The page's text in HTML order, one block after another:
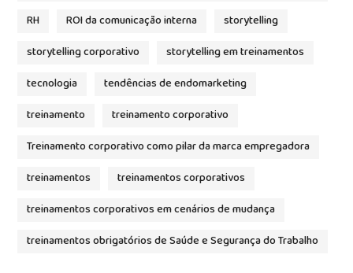
RH
ROI da comunicação interna
storytelling
storytelling corporativo
storytelling em treinamentos
tecnologia
tendências de endomarketing
treinamento
treinamento corporativo
Treinamento corporativo como pilar da marca empregadora
treinamentos
treinamentos corporativos
treinamentos corporativos em cenários de mudança
treinamentos obrigatórios de Saúde e Segurança do Trabalho